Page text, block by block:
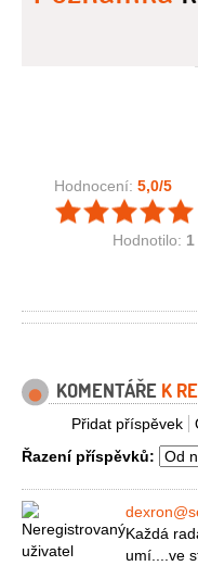
Hodnocení: 5,0/5
Hodnotilo: 1
KOMENTÁŘE K
Přidat příspěvek
Řazení příspěvků:
Každá
umí....ve